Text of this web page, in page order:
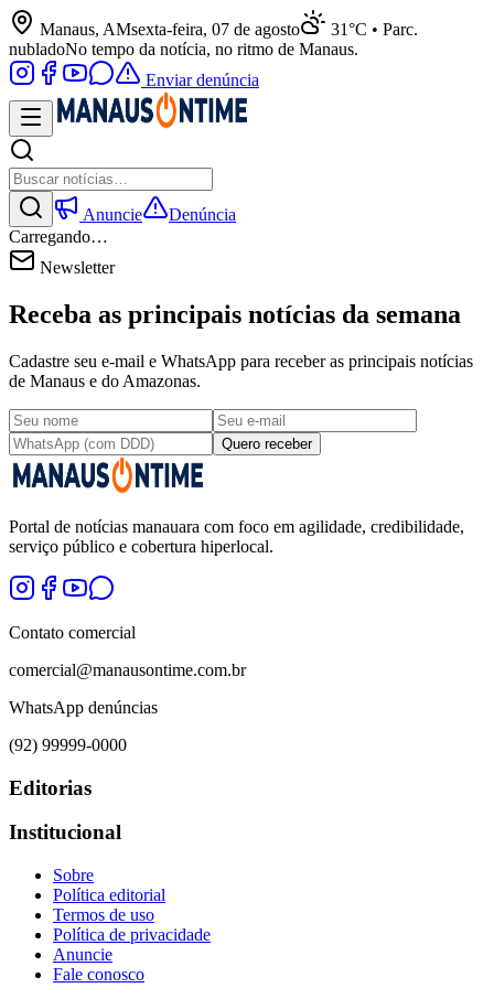
Manaus, AMsexta-feira, 07 de agosto
31°C • Parc.
nubladoNo tempo da notícia, no ritmo de Manaus.
Enviar denúncia
Anuncie
Denúncia
Carregando…
Newsletter
Receba as principais notícias da semana
Cadastre seu e-mail e WhatsApp para receber as principais notícias
de Manaus e do Amazonas.
Quero receber
Portal de notícias manauara com foco em agilidade, credibilidade,
serviço público e cobertura hiperlocal.
Contato comercial
comercial@manausontime.com.br
WhatsApp denúncias
(92) 99999-0000
Editorias
Institucional
Sobre
Política editorial
Termos de uso
Política de privacidade
Anuncie
Fale conosco